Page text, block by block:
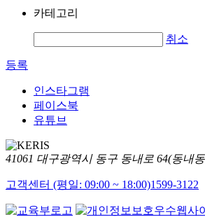
카테고리
취소
등록
인스타그램
페이스북
유튜브
41061 대구광역시 동구 동내로 64(동내
고객센터 (평일: 09:00 ~ 18:00)1599-3122